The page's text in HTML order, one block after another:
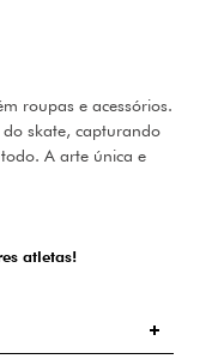
roupas e acessórios.
skate, capturando
A arte única e
atletas!